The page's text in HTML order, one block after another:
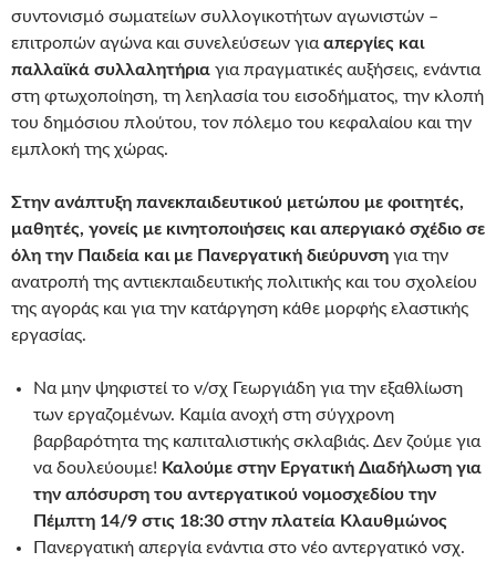
συντονισμό σωματείων συλλογικοτήτων αγωνιστών –
επιτροπών αγώνα και συνελεύσεων για απεργίες και
παλλαϊκά συλλαλητήρια για πραγματικές αυξήσεις, ενάντια
στη φτωχοποίηση, τη λεηλασία του εισοδήματος, την κλοπή
του δημόσιου πλούτου, τον πόλεμο του κεφαλαίου και την
εμπλοκή της χώρας.
Στην ανάπτυξη πανεκπαιδευτικού μετώπου με φοιτητές,
μαθητές, γονείς με κινητοποιήσεις και απεργιακό σχέδιο σε
όλη την Παιδεία και με Πανεργατική διεύρυνση για την
ανατροπή της αντιεκπαιδευτικής πολιτικής και του σχολείου
της αγοράς και για την κατάργηση κάθε μορφής ελαστικής
εργασίας.
Να μην ψηφιστεί το ν/σχ Γεωργιάδη για την εξαθλίωση
των εργαζομένων. Καμία ανοχή στη σύγχρονη
βαρβαρότητα της καπιταλιστικής σκλαβιάς. Δεν ζούμε για
να δουλεύουμε! Καλούμε στην Εργατική Διαδήλωση για
την απόσυρση του αντεργατικού νομοσχεδίου την
Πέμπτη 14/9 στις 18:30 στην πλατεία Κλαυθμώνος
Πανεργατική απεργία ενάντια στο νέο αντεργατικό νσχ.